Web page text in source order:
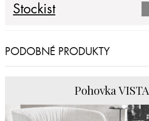
Stockist
PODOBNÉ PRODUKTY
Pohovka VISTA